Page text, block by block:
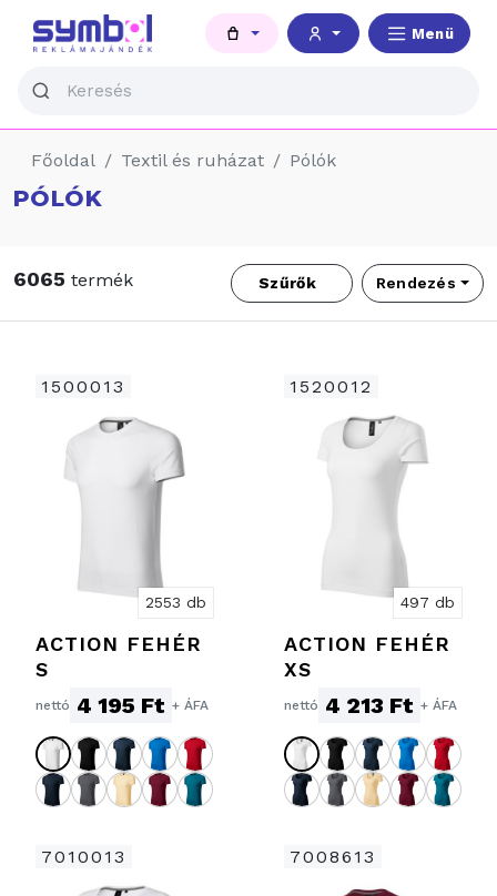
Menü
Főoldal Textil és ruházat Pólók
PÓLÓK
6065 termék Szűrők Rendezés
1500013
2553 db
ACTION FEHÉR
S
nettó 4 195 Ft + ÁFA
1520012
497 db
ACTION FEHÉR
XS
nettó 4 213 Ft + ÁFA
7010013 7008613